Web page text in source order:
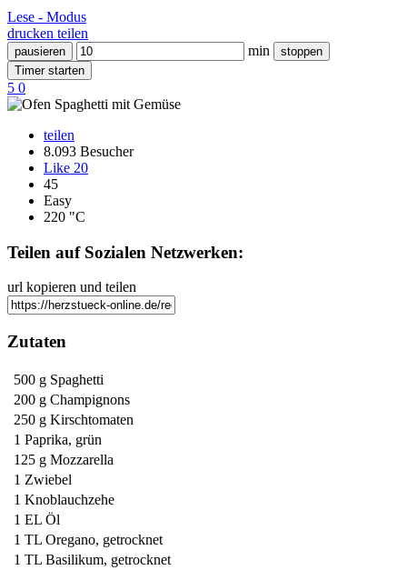
Lese - Modus
drucken teilen
pausieren min
stoppen
Timer starten
5 0
teilen
8.093 Besucher
Like 20
45
Easy
220 "C
Teilen auf Sozialen Netzwerken:
url kopieren und teilen
Zutaten
500 g Spaghetti
200 g Champignons
250 g Kirschtomaten
1 Paprika, grün
125 g Mozzarella
1 Zwiebel
1 Knoblauchzehe
1 EL Öl
1 TL Oregano, getrocknet
1 TL Basilikum, getrocknet